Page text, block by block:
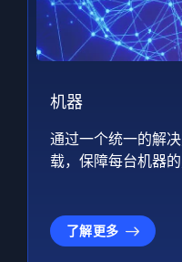
机器
通过一个统一的解
载，保障每台机器的
了解更多